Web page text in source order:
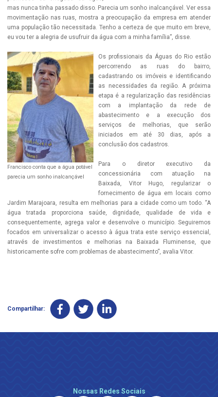
mas nunca tinha passado disso. Parecia um sonho inalcançável. Ver essa
movimentação nas ruas, mostra a preocupação da empresa em atender
uma população tão necessitada. Tenho a certeza de que muito em breve,
eu vou ter a alegria de usufruir da água com a minha família”, disse.
Francisco conta que a água potável
parecia um sonho inalcançável
Os profissionais da Águas do Rio estão
percorrendo as ruas do bairro,
cadastrando os imóveis e identificando
as necessidades da região. A próxima
etapa é a regularização das residências
com a implantação da rede de
abastecimento e a execução dos
serviços de melhorias, que serão
iniciados em até 30 dias, após a
conclusão dos cadastros.
Para o diretor executivo da
concessionária com atuação na
Baixada, Vitor Hugo, regularizar o
fornecimento de água em locais como
Jardim Marajoara, resulta em melhorias para a cidade como um todo. “A
água tratada proporciona saúde, dignidade, qualidade de vida e
consequentemente, agrega valor e desenvolve o município. Seguiremos
focados em universalizar o acesso à água trata este serviço essencial,
através de investimentos e melhorias na Baixada Fluminense, que
historicamente sofre com problemas de abastecimento”, avalia Vitor.
Compartilhar:
Nossas Redes Sociais